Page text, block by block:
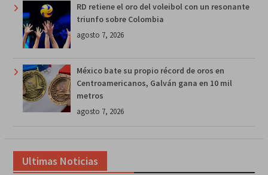
RD retiene el oro del voleibol con un resonante
triunfo sobre Colombia
agosto 7, 2026
México bate su propio récord de oros en
Centroamericanos, Galván gana en 10 mil
metros
agosto 7, 2026
Ultimas Noticias